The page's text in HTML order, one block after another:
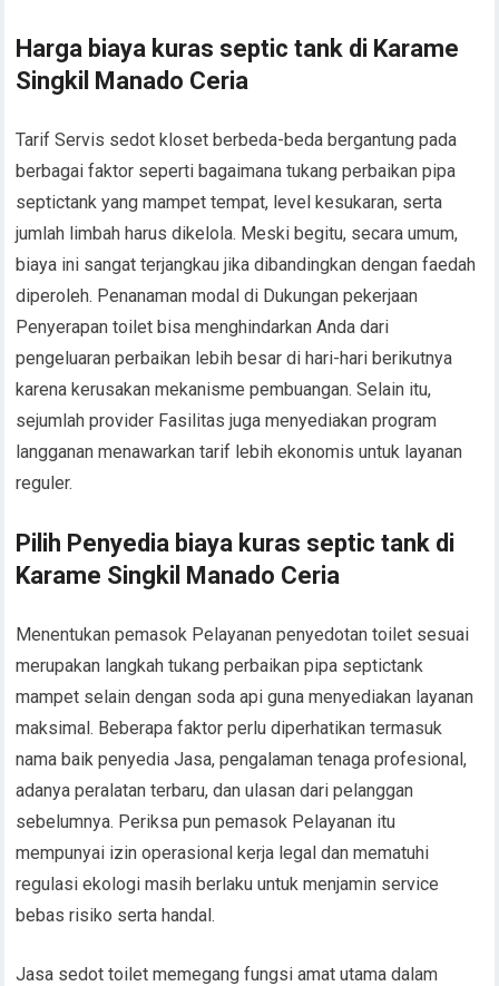
Harga biaya kuras septic tank di Karame
Singkil Manado Ceria
Tarif Servis sedot kloset berbeda-beda bergantung pada
berbagai faktor seperti bagaimana tukang perbaikan pipa
septictank yang mampet tempat, level kesukaran, serta
jumlah limbah harus dikelola. Meski begitu, secara umum,
biaya ini sangat terjangkau jika dibandingkan dengan faedah
diperoleh. Penanaman modal di Dukungan pekerjaan
Penyerapan toilet bisa menghindarkan Anda dari
pengeluaran perbaikan lebih besar di hari-hari berikutnya
karena kerusakan mekanisme pembuangan. Selain itu,
sejumlah provider Fasilitas juga menyediakan program
langganan menawarkan tarif lebih ekonomis untuk layanan
reguler.
Pilih Penyedia biaya kuras septic tank di
Karame Singkil Manado Ceria
Menentukan pemasok Pelayanan penyedotan toilet sesuai
merupakan langkah tukang perbaikan pipa septictank
mampet selain dengan soda api guna menyediakan layanan
maksimal. Beberapa faktor perlu diperhatikan termasuk
nama baik penyedia Jasa, pengalaman tenaga profesional,
adanya peralatan terbaru, dan ulasan dari pelanggan
sebelumnya. Periksa pun pemasok Pelayanan itu
mempunyai izin operasional kerja legal dan mematuhi
regulasi ekologi masih berlaku untuk menjamin service
bebas risiko serta handal.
Jasa sedot toilet memegang fungsi amat utama dalam